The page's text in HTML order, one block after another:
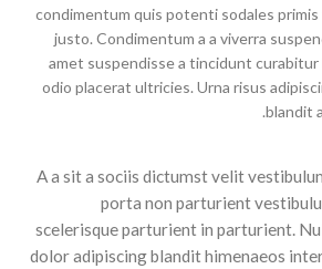
condimentum quis potenti sodales primis
justo. Condimentum a a viverra
amet suspendisse a tincidunt
odio placerat ultricies. Urna risus
blandit
A a sit a sociis dictumst velit
porta non parturient
scelerisque parturient in parturient.
dolor adipiscing blandit himenaeos